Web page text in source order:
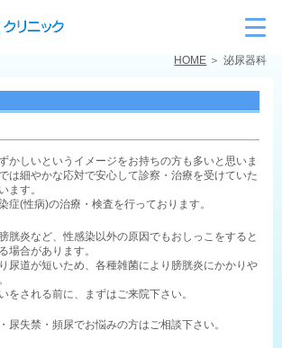
HOME 泌尿器科
かしいというイメージをお持ちの方も多いと思いま
は細やかな応対で安心して診察・治療を受けていた
ます。
症(性病)の治療・検査を行っております。
胱炎など、性感染以外の原因でもおしっこをすると
場合があります。
尿道が短いため、各種雑菌により膀胱炎にかかりや
をされる前に、まずはご来院下さい。
尿失禁・頻尿でお悩みの方はご相談下さい。